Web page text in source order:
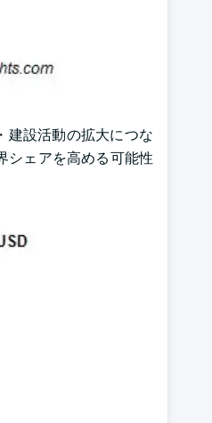
建設活動の拡大につな
シェアを高める可能性